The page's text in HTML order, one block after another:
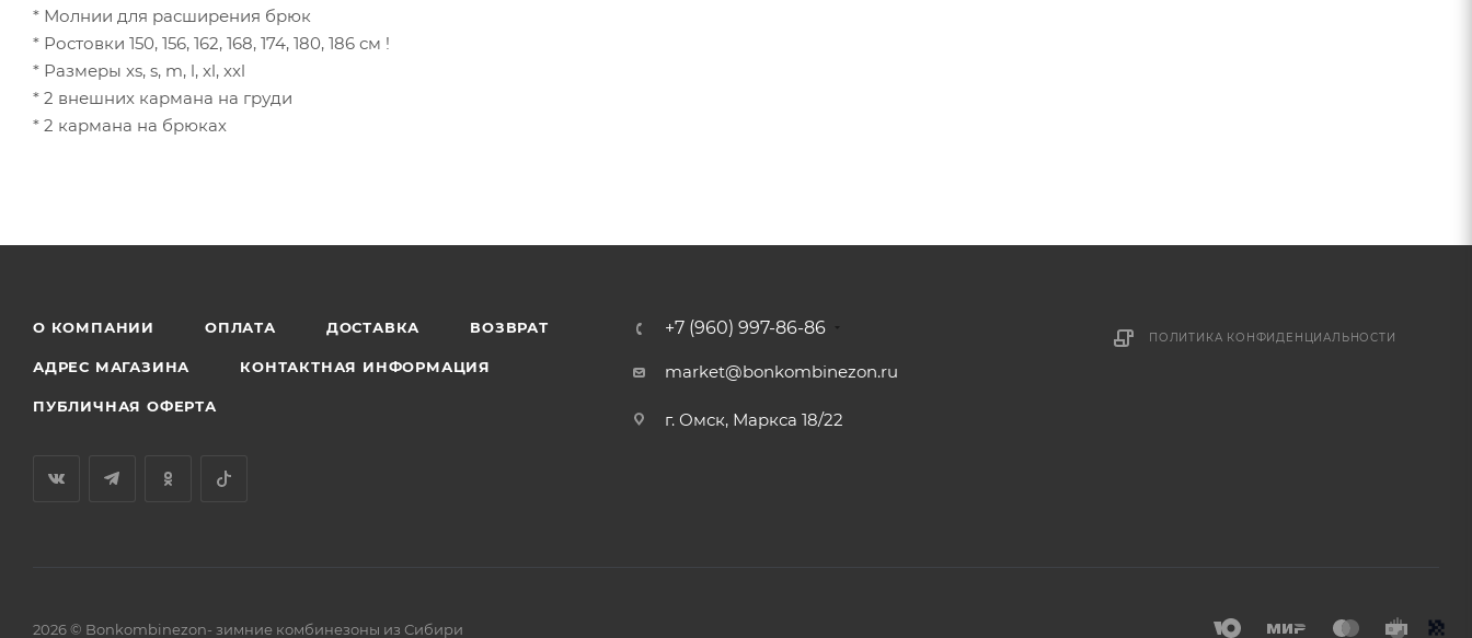
* Молнии для расширения брюк
* Ростовки 150, 156, 162, 168, 174, 180, 186 см !
* Размеры xs, s, m, l, xl, xxl
* 2 внешних кармана на груди
* 2 кармана на брюках
О КОМПАНИИ ОПЛАТА ДОСТАВКА ВОЗВРАТ
АДРЕС МАГАЗИНА КОНТАКТНАЯ ИНФОРМАЦИЯ
ПУБЛИЧНАЯ ОФЕРТА
+7 (960) 997-86-86
market@bonkombinezon.ru
г. Омск, Маркса 18/22
ПОЛИТИКА КОНФИДЕНЦИАЛЬНОСТИ
2026 © Bonkombinezon- зимние комбинезоны из Сибири